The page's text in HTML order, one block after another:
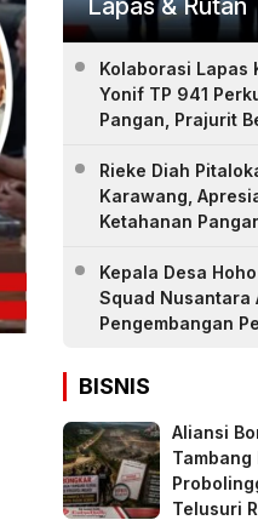
Lapas & Rutan
Kolaborasi Lapas
Yonif TP 941
Pangan, Prajurit
Rieke Diah
Karawang,
Ketahanan
Kepala Desa
Squad Nusantara
Pengembangan
BISNIS
Aliansi
Tambang
Telusuri